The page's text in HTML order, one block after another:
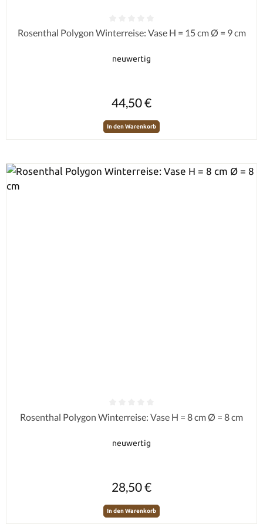
Durchschnittliche Bewertung von 0 von 5 Sternen
Rosenthal Polygon Winterreise: Vase H = 15 cm Ø = 9 cm
neuwertig
44,50 €
In den Warenkorb
Durchschnittliche Bewertung von 0 von 5 Sternen
Rosenthal Polygon Winterreise: Vase H = 8 cm Ø = 8 cm
neuwertig
28,50 €
In den Warenkorb